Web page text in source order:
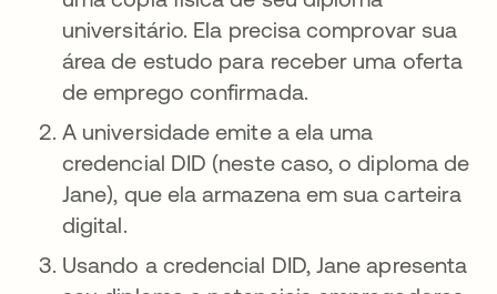
universitário. Ela precisa comprovar sua
área de estudo para receber uma oferta
de emprego confirmada.
A universidade emite a ela uma
credencial DID (neste caso, o diploma de
Jane), que ela armazena em sua carteira
digital.
Usando a credencial DID, Jane apresenta